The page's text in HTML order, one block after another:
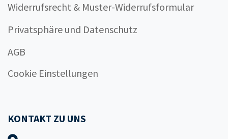
Widerrufsrecht & Muster-Widerrufsformular
Privatsphäre und Datenschutz
AGB
Cookie Einstellungen
KONTAKT ZU UNS